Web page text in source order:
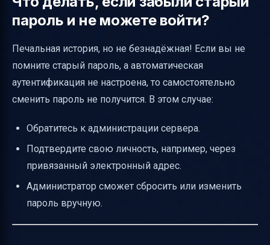
пароль и не можете войти?
Печальная история, но не безнадёжная! Если вы не
помните старый пароль, а автоматическая
аутентификация не настроена, то самостоятельно
сменить пароль не получится. В этом случае:
Обратитесь к администрации сервера.
Подтвердите свою личность, например, через
привязанный электронный адрес.
Администратор сможет сбросить или изменить
пароль вручную.